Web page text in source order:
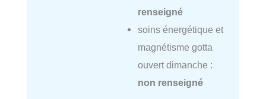
renseigné
soins énergétique et
magnétisme gotta
ouvert dimanche :
non renseigné